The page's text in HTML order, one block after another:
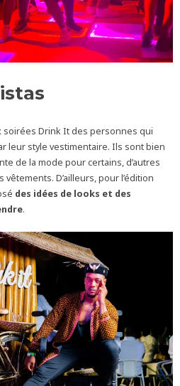
Drink It des personnes qui
leur style vestimentaire. Ils sont bien
de la mode pour certains, d’autres
D’ailleurs, pour l’édition
des idées de looks et des
.